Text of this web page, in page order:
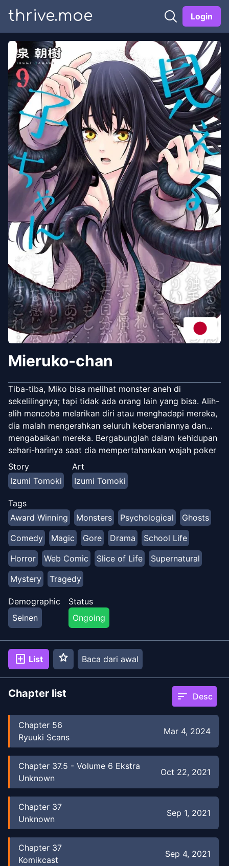
thrive.moe Login
Mieruko-chan
Tiba-tiba, Miko bisa melihat monster aneh di
sekelilingnya; tapi tidak ada orang lain yang bisa. Alih-
alih mencoba melarikan diri atau menghadapi mereka,
dia malah mengerahkan seluruh keberaniannya dan…
mengabaikan mereka. Bergabunglah dalam kehidupan
sehari-harinya saat dia mempertahankan wajah poker
terbaiknya meskipun terjadi hal-hal supernatural.
Story
Izumi Tomoki
Art
Izumi Tomoki
Tags
Award Winning
Monsters Psychological
Ghosts
Comedy
Magic Gore Drama
School Life
Horror
Web Comic Slice of Life
Supernatural
Mystery
Tragedy
Demographic
Seinen
Status
Ongoing
add_box List star Baca dari awal
Chapter list sort Desc
Chapter 56
Ryuuki Scans
Mar 4, 2024
Chapter 37.5 - Volume 6 Ekstra
Unknown
Oct 22, 2021
Chapter 37
Unknown
Sep 1, 2021
Chapter 37
Komikcast
Sep 4, 2021